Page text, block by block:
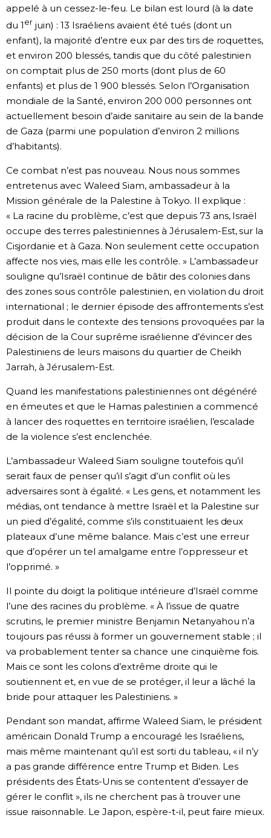
appelé à un cessez-le-feu. Le bilan est lourd (à la date
du 1 erjuin) : 13 Israéliens avaient été tués (dont un
enfant), la majorité d’entre eux par des tirs de roquettes,
et environ 200 blessés, tandis que du côté palestinien
on comptait plus de 250 morts (dont plus de 60
enfants) et plus de 1 900 blessés. Selon l’Organisation
mondiale de la Santé, environ 200 000 personnes ont
actuellement besoin d’aide sanitaire au sein de la bande
de Gaza (parmi une population d’environ 2 millions
d’habitants).
Ce combat n’est pas nouveau. Nous nous sommes
entretenus avec Waleed Siam, ambassadeur à la
Mission générale de la Palestine à Tokyo. Il explique :
« La racine du problème, c’est que depuis 73 ans, Israël
occupe des terres palestiniennes à Jérusalem-Est, sur la
Cisjordanie et à Gaza. Non seulement cette occupation
affecte nos vies, mais elle les contrôle. » L’ambassadeur
souligne qu’Israël continue de bâtir des colonies dans
des zones sous contrôle palestinien, en violation du droit
international ; le dernier épisode des affrontements s’est
produit dans le contexte des tensions provoquées par la
décision de la Cour suprême israélienne d’évincer des
Palestiniens de leurs maisons du quartier de Cheikh
Jarrah, à Jérusalem-Est.
Quand les manifestations palestiniennes ont dégénéré
en émeutes et que le Hamas palestinien a commencé
à lancer des roquettes en territoire israélien, l’escalade
de la violence s’est enclenchée.
L’ambassadeur Waleed Siam souligne toutefois qu’il
serait faux de penser qu’il s’agit d’un conflit où les
adversaires sont à égalité. « Les gens, et notamment les
médias, ont tendance à mettre Israël et la Palestine sur
un pied d’égalité, comme s’ils constituaient les deux
plateaux d’une même balance. Mais c’est une erreur
que d’opérer un tel amalgame entre l’oppresseur et
l’opprimé. »
Il pointe du doigt la politique intérieure d’Israël comme
l’une des racines du problème. « À l’issue de quatre
scrutins, le premier ministre Benjamin Netanyahou n’a
toujours pas réussi à former un gouvernement stable ; il
va probablement tenter sa chance une cinquième fois.
Mais ce sont les colons d’extrême droite qui le
soutiennent et, en vue de se protéger, il leur a lâché la
bride pour attaquer les Palestiniens. »
Pendant son mandat, affirme Waleed Siam, le président
américain Donald Trump a encouragé les Israéliens,
mais même maintenant qu’il est sorti du tableau, « il n’y
a pas grande différence entre Trump et Biden. Les
présidents des États-Unis se contentent d’essayer de
gérer le conflit », ils ne cherchent pas à trouver une
issue raisonnable. Le Japon, espère-t-il, peut faire mieux.